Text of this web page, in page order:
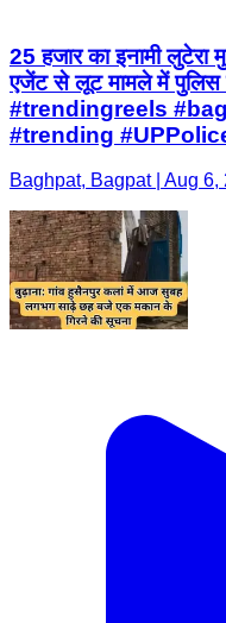
25 हजार का इनामी लुटेरा
एजेंट से लूट मामले में पुलिस
#trendingreels
#trending
Baghpat, Bagpat | Aug 6,